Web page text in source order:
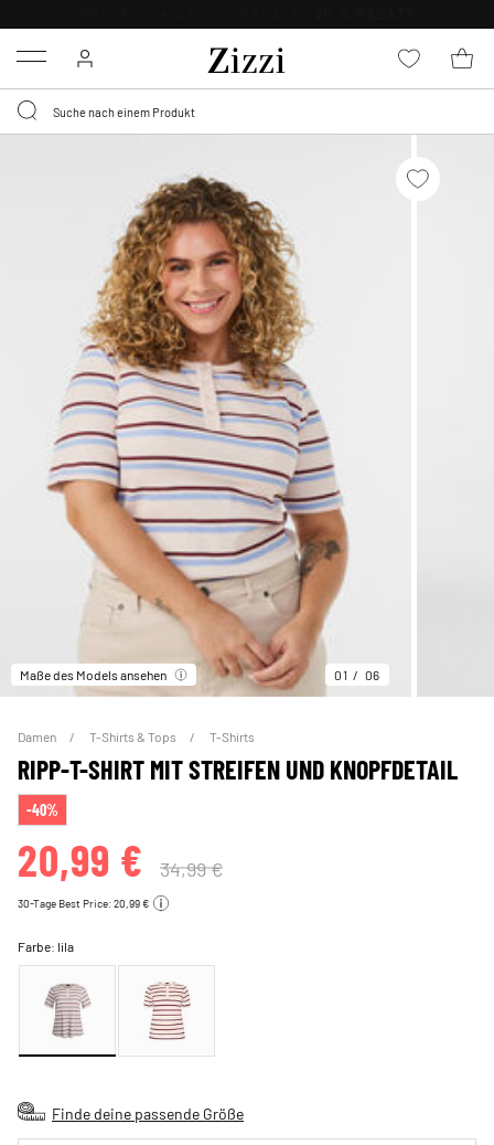
Menu
Maße des Models ansehen 01 06
Damen T-Shirts & Tops T-Shirts
RIPP-T-SHIRT MIT STREIFEN UND KNOPFDETAIL
-40%
20,99 € 34,99 €
30-Tage Best Price: 20,99 €
Farbe: lila
Finde deine passende Größe